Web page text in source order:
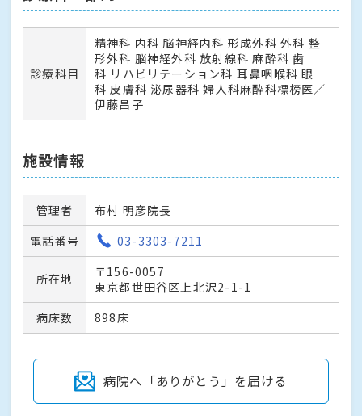
診療科目
精神科 内科 脳神経内科 形成外科 外科 整
形外科 脳神経外科 放射線科 麻酔科 歯
科 リハビリテーション科 耳鼻咽喉科 眼
科 皮膚科 泌尿器科 婦人科麻酔科標榜医／
伊藤昌子
施設情報
管理者
布村 明彦院長
電話番号
03-3303-7211
所在地
〒156-0057
東京都世田谷区上北沢2-1-1
病床数
898床
病院へ「ありがとう」を届ける